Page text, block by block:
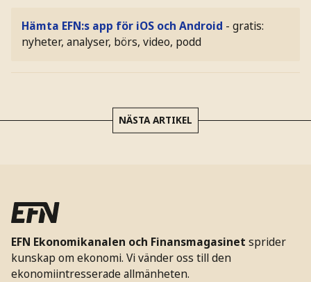
Hämta EFN:s app för iOS och Android - gratis:
nyheter, analyser, börs, video, podd
NÄSTA ARTIKEL
EFN Ekonomikanalen och Finansmagasinet sprider
kunskap om ekonomi. Vi vänder oss till den
ekonomiintresserade allmänheten.